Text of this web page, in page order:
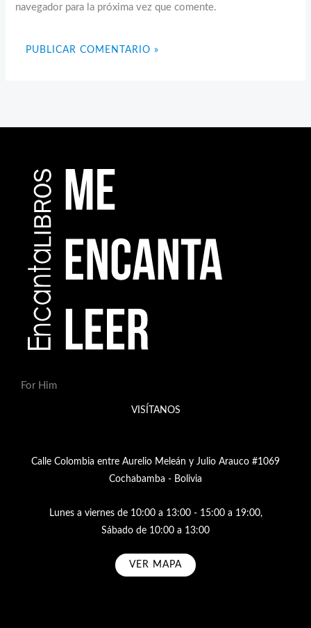
navegador para la próxima vez que comente.
For Him
VISÍTANOS
Calle Colombia entre Aurelio Meleán y Julio Arauco #1069
Cochabamba - Bolivia
Lunes a viernes de 10:00 a 13:00 - 15:00 a 19:00,
Sábado de 10:00 a 13:00
VER MAPA